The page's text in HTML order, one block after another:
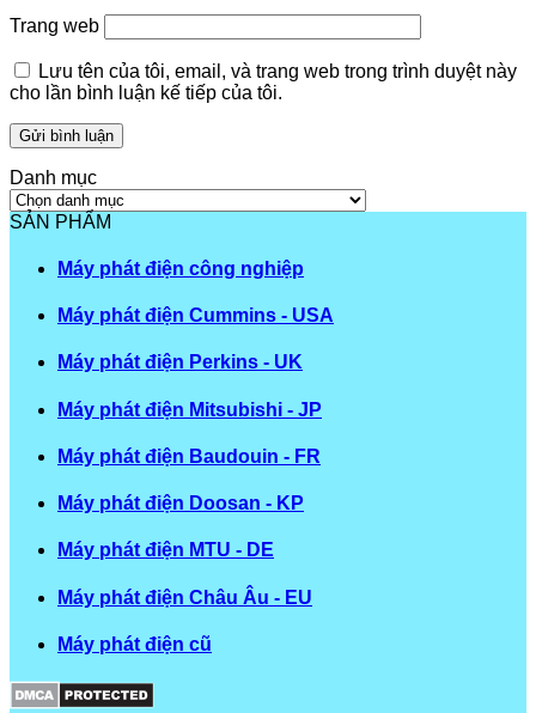
Trang web
Lưu tên của tôi, email, và trang web trong trình duyệt này
cho lần bình luận kế tiếp của tôi.
Danh mục
Danh
mục
SẢN PHẨM
Máy phát điện công nghiệp
Máy phát điện Cummins - USA
Máy phát điện Perkins - UK
Máy phát điện Mitsubishi - JP
Máy phát điện Baudouin - FR
Máy phát điện Doosan - KP
Máy phát điện MTU - DE
Máy phát điện Châu Âu - EU
Máy phát điện cũ